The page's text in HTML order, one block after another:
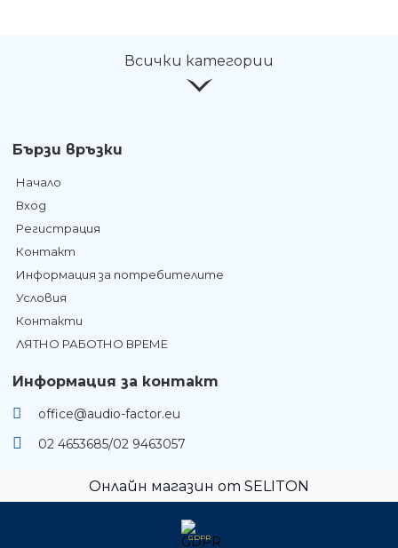
Всички категории
Бързи връзки
Начало
Вход
Регистрация
Контакт
Информация за потребителите
Условия
Контакти
ЛЯТНО РАБОТНО ВРЕМЕ
Информация за контакт
office@audio-factor.eu
02 4653685/02 9463057
Онлайн магазин от SELITON
GDPR